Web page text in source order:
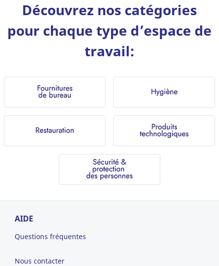
Découvrez nos catégories
pour chaque type d’espace de
travail:
AIDE
Questions fréquentes
Nous contacter